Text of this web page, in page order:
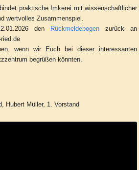
praktische Imkerei mit wissenschaftlicher
wertvolles Zusammenspiel.
den
Rückmeldebogen zurück an
wenn wir Euch bei dieser interessanten
begrüßen könnten.
Hubert Müller, 1. Vorstand